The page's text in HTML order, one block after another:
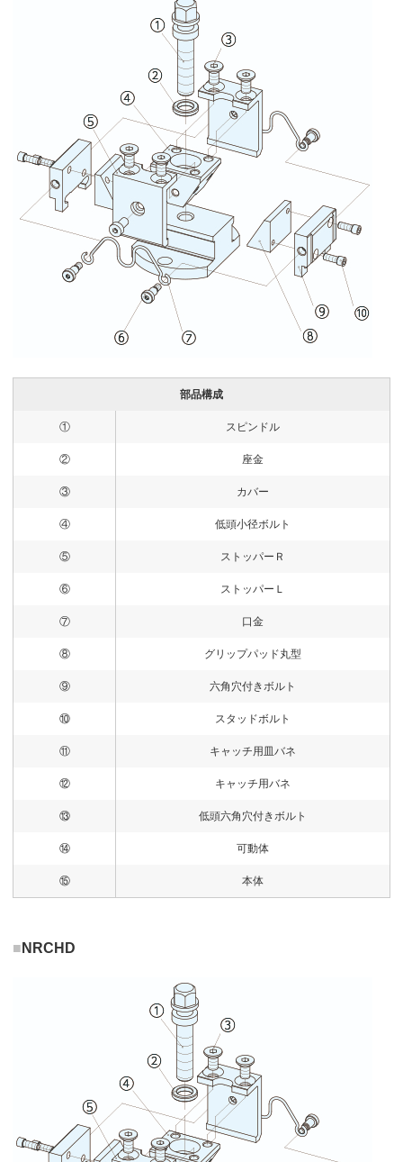
部品構成
① スピンドル
② 座金
③ カバー
④ 低頭小径ボルト
⑤ ストッパーＲ
⑥ ストッパーＬ
⑦ 口金
⑧ グリップパッド丸型
⑨ 六角穴付きボルト
⑩ スタッドボルト
⑪ キャッチ用皿バネ
⑫ キャッチ用バネ
⑬ 低頭六角穴付きボルト
⑭ 可動体
⑮ 本体
■NRCHD